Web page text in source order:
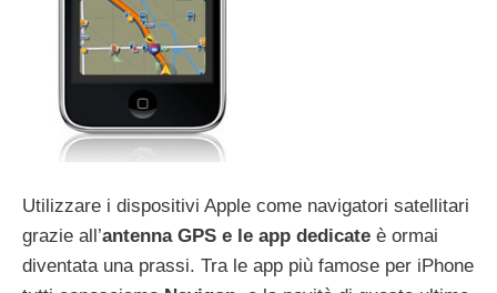
Utilizzare i dispositivi Apple come navigatori satellitari
grazie all’antenna GPS e le app dedicate è ormai
diventata una prassi. Tra le app più famose per iPhone